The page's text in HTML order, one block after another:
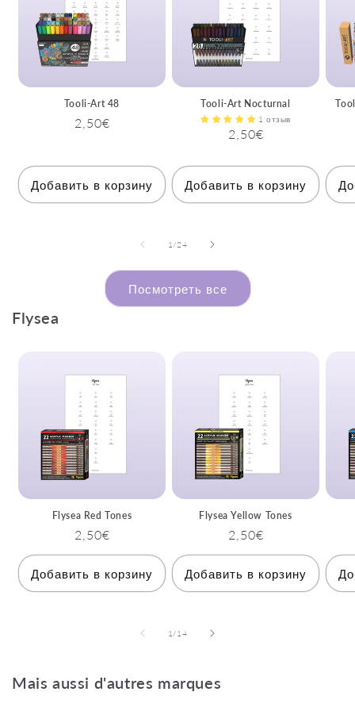
Tooli-Art 48
Обычная
2,50€
Добавить в корзину
Tooli-Art Nocturnal
1 отзыв
Обычная
2,50€
Добавить в корзину
1 /из
24
Посмотреть все
Flysea
Flysea Red Tones
Обычная
цена
2,50€
Добавить в корзину
Flysea Yellow Tones
Обычная
цена
2,50€
Добавить в корзину
1 /из
14
Mais aussi d'autres marques